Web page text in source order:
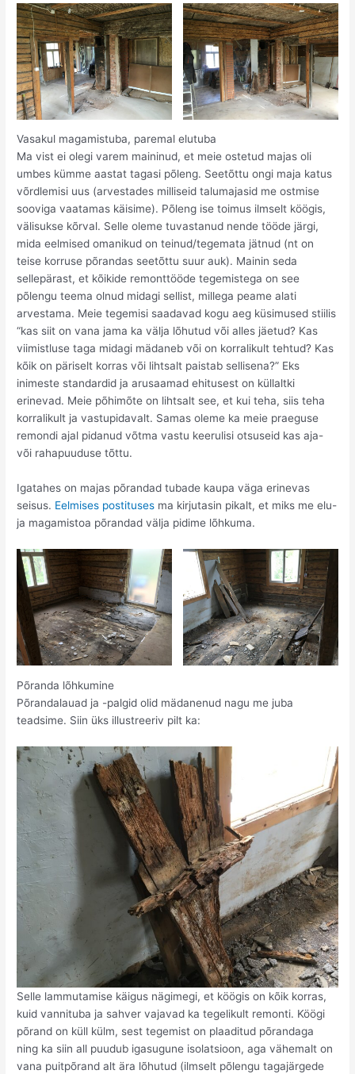
Vasakul magamistuba, paremal elutuba
Ma vist ei olegi varem maininud, et meie ostetud majas oli
umbes kümme aastat tagasi põleng. Seetõttu ongi maja katus
võrdlemisi uus (arvestades milliseid talumajasid me ostmise
sooviga vaatamas käisime). Põleng ise toimus ilmselt köögis,
välisukse kõrval. Selle oleme tuvastanud nende tööde järgi,
mida eelmised omanikud on teinud/tegemata jätnud (nt on
teise korruse põrandas seetõttu suur auk). Mainin seda
sellepärast, et kõikide remonttööde tegemistega on see
põlengu teema olnud midagi sellist, millega peame alati
arvestama. Meie tegemisi saadavad kogu aeg küsimused stiilis
“kas siit on vana jama ka välja lõhutud või alles jäetud? Kas
viimistluse taga midagi mädaneb või on korralikult tehtud? Kas
kõik on päriselt korras või lihtsalt paistab sellisena?” Eks
inimeste standardid ja arusaamad ehitusest on küllaltki
erinevad. Meie põhimõte on lihtsalt see, et kui teha, siis teha
korralikult ja vastupidavalt. Samas oleme ka meie praeguse
remondi ajal pidanud võtma vastu keerulisi otsuseid kas aja-
või rahapuuduse tõttu.
Igatahes on majas põrandad tubade kaupa väga erinevas
seisus. Eelmises postituses ma kirjutasin pikalt, et miks me elu-
ja magamistoa põrandad välja pidime lõhkuma.
Põranda lõhkumine
Põrandalauad ja -palgid olid mädanenud nagu me juba
teadsime. Siin üks illustreeriv pilt ka:
Selle lammutamise käigus nägimegi, et köögis on kõik korras,
kuid vannituba ja sahver vajavad ka tegelikult remonti. Köögi
põrand on küll külm, sest tegemist on plaaditud põrandaga
ning ka siin all puudub igasugune isolatsioon, aga vähemalt on
vana puitpõrand alt ära lõhutud (ilmselt põlengu tagajärgede